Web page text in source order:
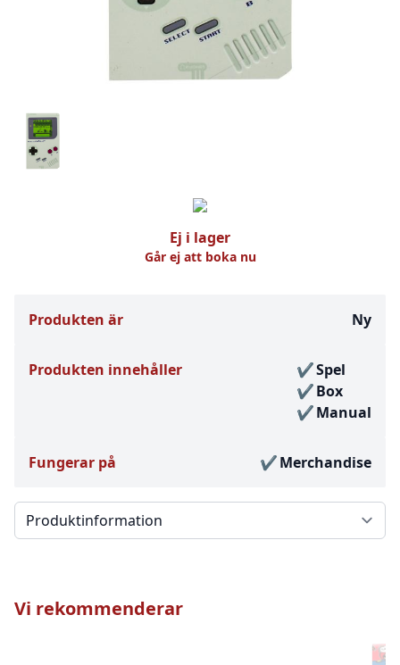
Ej i lager
Går ej att boka nu
Produkten är Ny
Produkten innehåller
Spel
Box
Manual
Fungerar på Merchandise
Välj en flik
Vi rekommenderar